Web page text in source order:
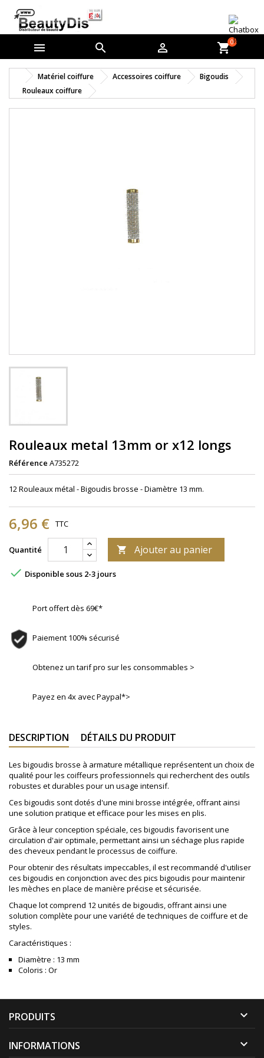
   shopping_cart0
Matériel coiffure Accessoires coiffure
Bigoudis
Rouleaux coiffure
Rouleaux metal 13mm or x12 longs
Référence A735272
12 Rouleaux métal - Bigoudis brosse - Diamètre 13 mm.
6,96 € TTC
Quantité  Ajouter au panier
 Disponible sous 2-3 jours
Port offert dès 69€*
Paiement 100% sécurisé
Obtenez un tarif pro sur les consommables >
Payez en 4x avec Paypal*>
DESCRIPTION DÉTAILS DU PRODUIT
Les bigoudis brosse à armature métallique représentent un choix de
qualité pour les coiffeurs professionnels qui recherchent des outils
robustes et durables pour un usage intensif.
Ces bigoudis sont dotés d'une mini brosse intégrée, offrant ainsi
une solution pratique et efficace pour les mises en plis.
Grâce à leur conception spéciale, ces bigoudis favorisent une
circulation d'air optimale, permettant ainsi un séchage plus rapide
des cheveux pendant le processus de coiffure.
Pour obtenir des résultats impeccables, il est recommandé d'utiliser
ces bigoudis en conjonction avec des pics bigoudis pour maintenir
les mèches en place de manière précise et sécurisée.
Chaque lot comprend 12 unités de bigoudis, offrant ainsi une
solution complète pour une variété de techniques de coiffure et de
styles.
Caractéristiques :
Diamètre : 13 mm
Coloris : Or
PRODUITS 
INFORMATIONS 